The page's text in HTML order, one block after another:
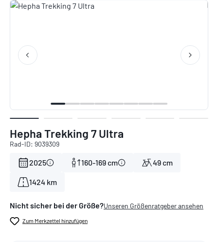
Bildergalerie überspringen
Hepha Trekking 7 Ultra
Rad-ID: 9039309
2025 160-169 cm 49 cm
1424 km
Nicht sicher bei der Größe?Unseren Größenratgeber ansehen
Zum Merkzettel hinzufügen